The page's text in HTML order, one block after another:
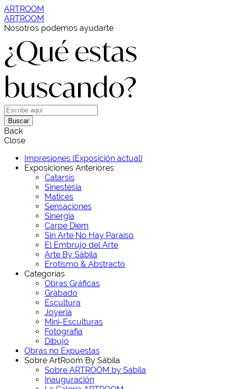
ARTROOM
ARTROOM
Nosotros podemos ayudarte
¿Qué estas
buscando?
Buscar
Back
Close
Impresiones (Exposición actual)
Exposiciones Anteriores
Catarsis
Sinestesia
Matices
Sensaciones
Sinergia
Carpe Diem
Sin Arte No Hay Paraíso
El Embrujo del Arte
Arte By Sábila
Erotismo & Abstracto
Categorías
Obras Gráficas
Grabado
Escultura
Joyería
Mini-Esculturas
Fotografía
Dibujo
Obras no Expuestas
Sobre ArtRoom By Sábila
Sobre ARTROOM by Sábila
Inauguración